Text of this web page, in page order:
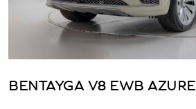
BENTAYGA V8 EWB AZURE